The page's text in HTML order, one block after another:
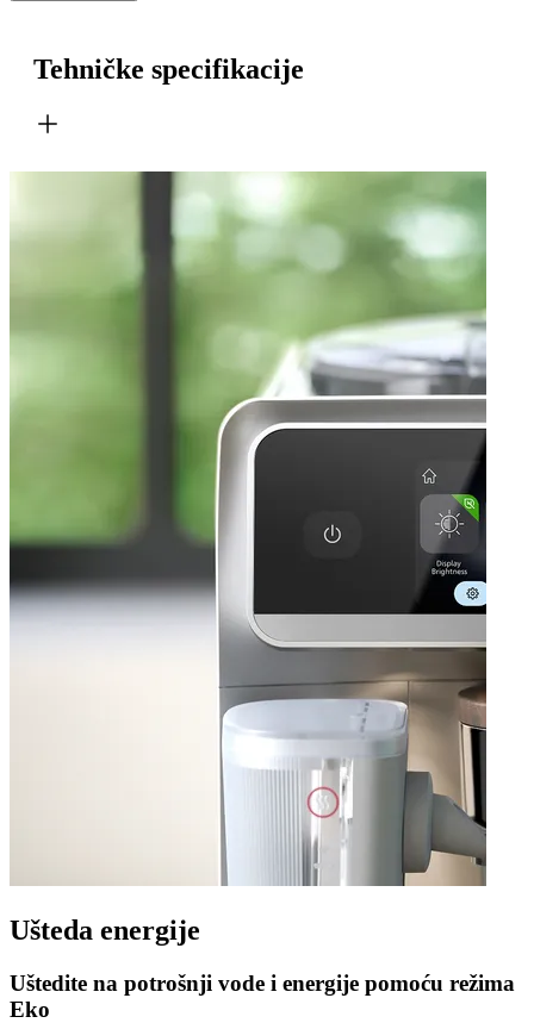
Tehničke specifikacije
Ušteda energije
Uštedite na potrošnji vode i energije pomoću režima
Eko